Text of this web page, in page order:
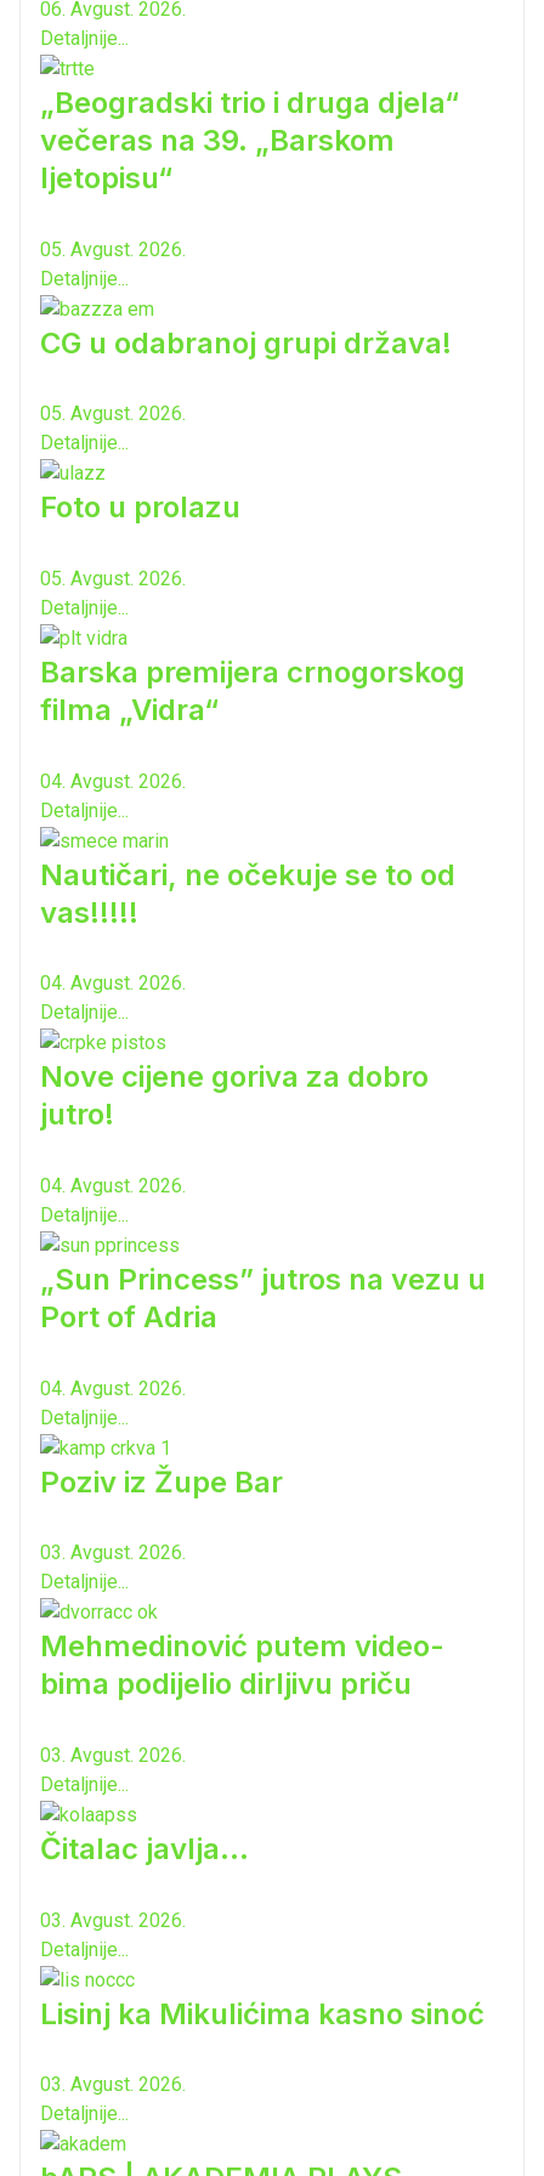
06. Avgust. 2026.
Detaljnije...
„Beogradski trio i druga djela“
večeras na 39. „Barskom
ljetopisu“
05. Avgust. 2026.
Detaljnije...
CG u odabranoj grupi država!
05. Avgust. 2026.
Detaljnije...
Foto u prolazu
05. Avgust. 2026.
Detaljnije...
Barska premijera crnogorskog
filma „Vidra“
04. Avgust. 2026.
Detaljnije...
Nautičari, ne očekuje se to od
vas!!!!!
04. Avgust. 2026.
Detaljnije...
Nove cijene goriva za dobro
jutro!
04. Avgust. 2026.
Detaljnije...
„Sun Princess” jutros na vezu u
Port of Adria
04. Avgust. 2026.
Detaljnije...
Poziv iz Župe Bar
03. Avgust. 2026.
Detaljnije...
Mehmedinović putem video-
bima podijelio dirljivu priču
03. Avgust. 2026.
Detaljnije...
Čitalac javlja...
03. Avgust. 2026.
Detaljnije...
Lisinj ka Mikulićima kasno sinoć
03. Avgust. 2026.
Detaljnije...